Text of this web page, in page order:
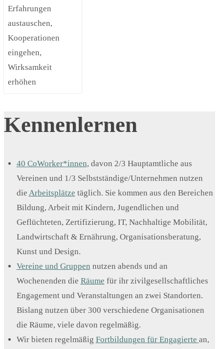
Erfahrungen
austauschen,
Kooperationen
eingehen,
Wirksamkeit
erhöhen
Kennenlernen
40 CoWorker*innen, davon 2/3 Hauptamtliche aus
Vereinen und 1/3 Selbstständige/Unternehmen nutzen
die Arbeitsplätze täglich. Sie kommen aus den Bereichen
Bildung, Arbeit mit Kindern, Jugendlichen und
Geflüchteten, Zertifizierung, IT, Nachhaltige Mobilität,
Landwirtschaft & Ernährung, Organisationsberatung,
Kunst und Design.
Vereine und Gruppen nutzen abends und an
Wochenenden die Räume für ihr zivilgesellschaftliches
Engagement und Veranstaltungen an zwei Standorten.
Bislang nutzen über 300 verschiedene Organisationen
die Räume, viele davon regelmäßig.
Wir bieten regelmäßig Fortbildungen für Engagierte an,